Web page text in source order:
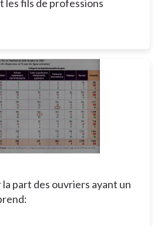
les fils de professions
part des ouvriers ayant un